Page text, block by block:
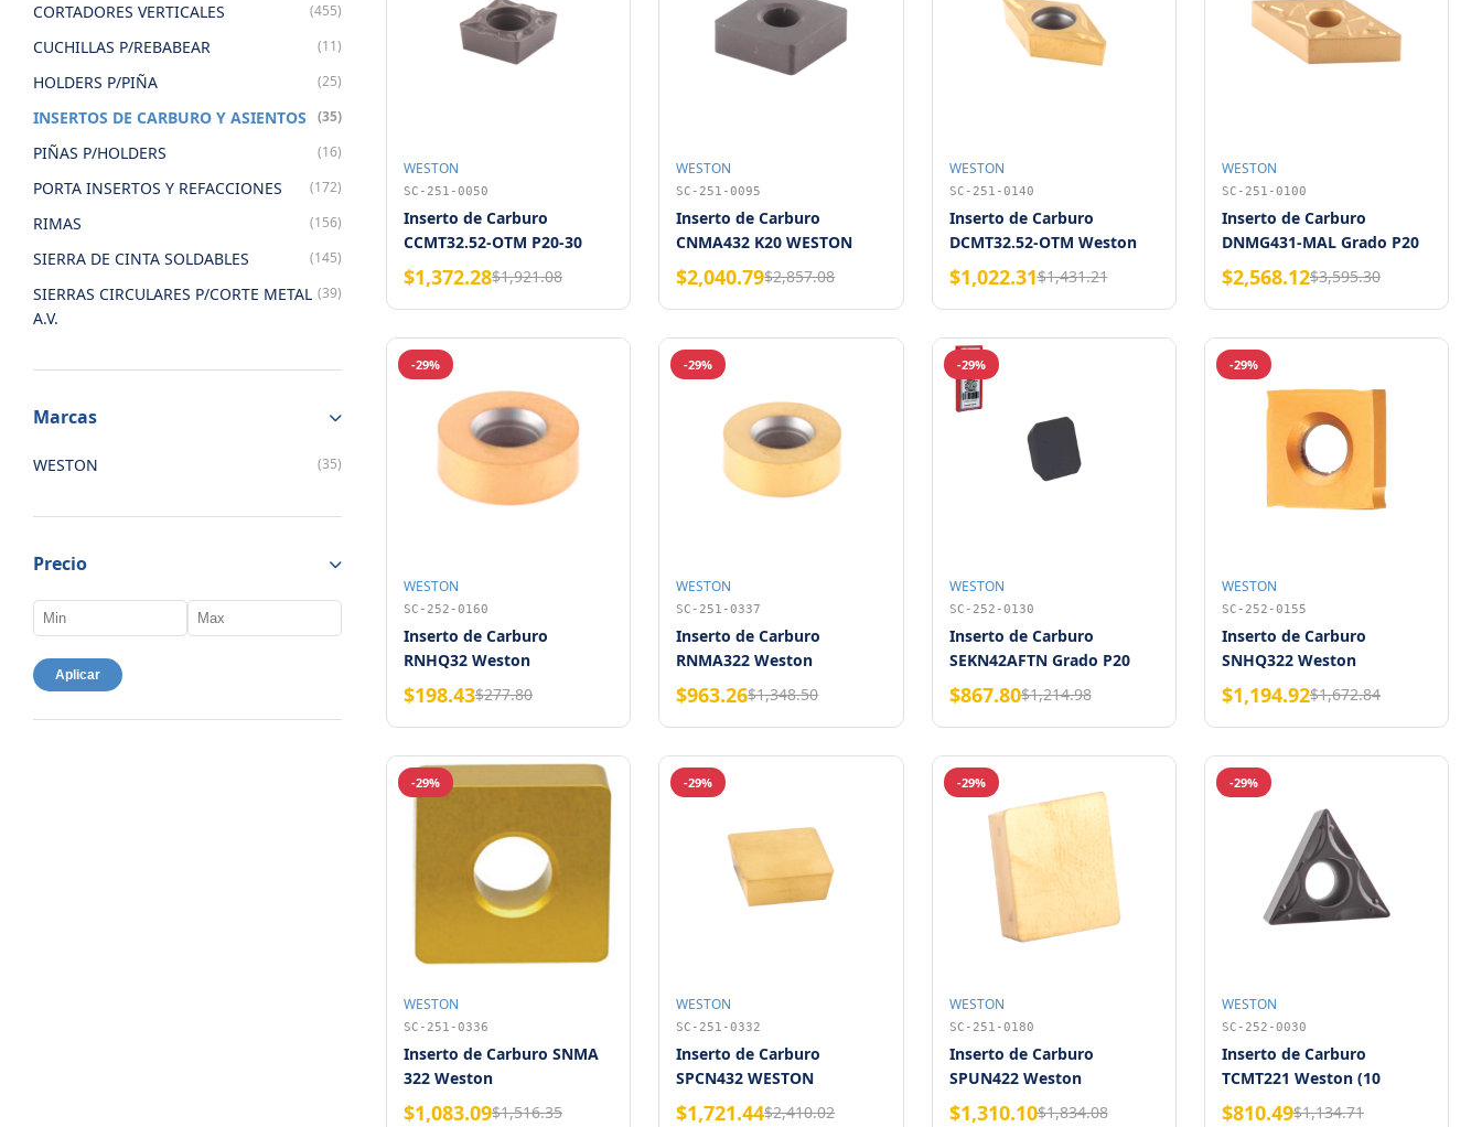
CORTADORES VERTICALES (455)
CUCHILLAS P/REBABEAR (11)
HOLDERS P/PIÑA (25)
INSERTOS DE CARBURO Y ASIENTOS (35)
PIÑAS P/HOLDERS (16)
PORTA INSERTOS Y REFACCIONES (172)
RIMAS (156)
SIERRA DE CINTA SOLDABLES (145)
SIERRAS CIRCULARES P/CORTE METAL
A.V.
(39)
Marcas
WESTON (35)
Precio
Aplicar
WESTON
SC-251-0050
Inserto de Carburo
CCMT32.52-OTM P20-30
Weston
$1,372.28$1,921.08
WESTON
SC-251-0095
Inserto de Carburo
CNMA432 K20 WESTON
$2,040.79$2,857.08
WESTON
SC-251-0140
Inserto de Carburo
DCMT32.52-OTM Weston
$1,022.31$1,431.21
WESTON
SC-251-0100
Inserto de Carburo
DNMG431-MAL Grado P20
M20 Weston
$2,568.12$3,595.30
-29%
WESTON
SC-252-0160
Inserto de Carburo
RNHQ32 Weston
$198.43$277.80
-29%
WESTON
SC-251-0337
Inserto de Carburo
RNMA322 Weston
(Empaque 10 piezas)
$963.26$1,348.50
-29%
WESTON
SC-252-0130
Inserto de Carburo
SEKN42AFTN Grado P20
Weston
$867.80$1,214.98
-29%
WESTON
SC-252-0155
Inserto de Carburo
SNHQ322 Weston
$1,194.92$1,672.84
-29%
WESTON
SC-251-0336
Inserto de Carburo SNMA
322 Weston
$1,083.09$1,516.35
-29%
WESTON
SC-251-0332
Inserto de Carburo
SPCN432 WESTON
$1,721.44$2,410.02
-29%
WESTON
SC-251-0180
Inserto de Carburo
SPUN422 Weston
$1,310.10$1,834.08
-29%
WESTON
SC-252-0030
Inserto de Carburo
TCMT221 Weston (10
piezas)
$810.49$1,134.71